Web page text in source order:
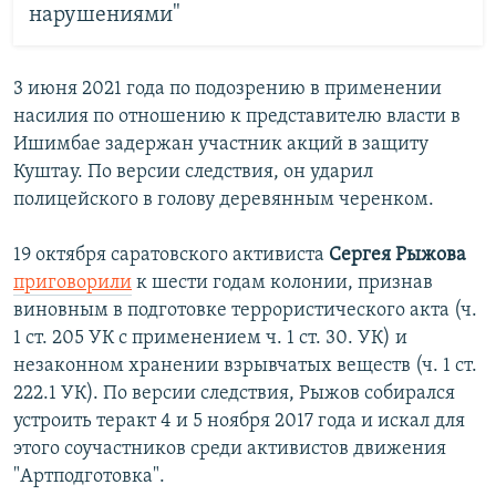
нарушениями"
3 июня 2021 года по подозрению в применении
насилия по отношению к представителю власти в
Ишимбае задержан участник акций в защиту
Куштау. По версии следствия, он ударил
полицейского в голову деревянным черенком.
19 октября саратовского активиста Сергея Рыжова
приговорили к шести годам колонии, признав
виновным в подготовке террористического акта (ч.
1 ст. 205 УК с применением ч. 1 ст. 30. УК) и
незаконном хранении взрывчатых веществ (ч. 1 ст.
222.1 УК). По версии следствия, Рыжов собирался
устроить теракт 4 и 5 ноября 2017 года и искал для
этого соучастников среди активистов движения
"Артподготовка".